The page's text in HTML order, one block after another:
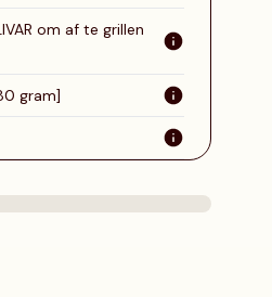
om af te grillen
gram]